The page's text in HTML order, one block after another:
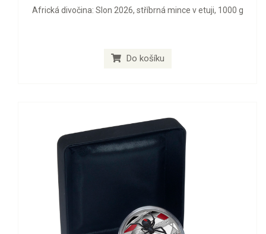
Africká divočina: Slon 2026, stříbrná mince v etuji, 1000 g
Do košíku